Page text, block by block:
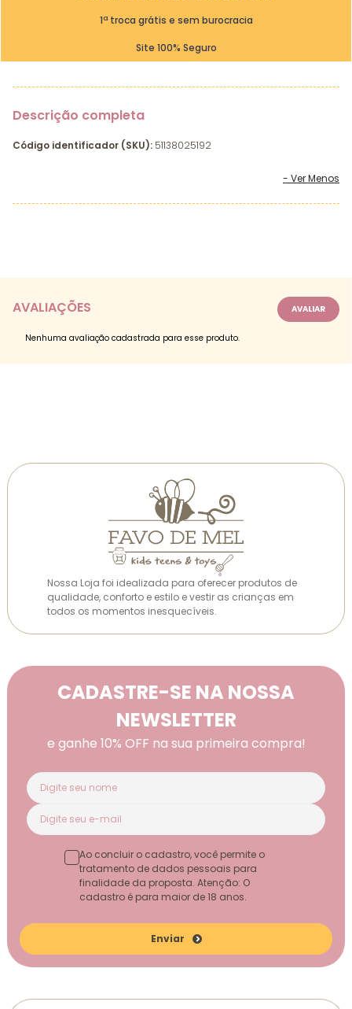
1ª troca grátis e sem burocracia
Site 100% Seguro
Descrição completa
Código identificador (SKU): 51138025192
AVALIAÇÕES
Nenhuma avaliação cadastrada para esse produto.
Nossa Loja foi idealizada para oferecer produtos de
qualidade, conforto e estilo e vestir as crianças em
todos os momentos inesquecíveis.
CADASTRE-SE NA NOSSA
NEWSLETTER
e ganhe 10% OFF na sua primeira compra!
Enviar
Ao concluir o cadastro, você permite o
tratamento de dados pessoais para
finalidade da proposta. Atenção: O
cadastro é para maior de 18 anos.